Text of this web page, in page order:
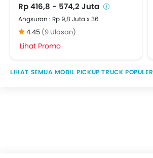
Rp 416,8 - 574,2 Juta
Angsuran : Rp 9,8 Juta x 36
4.45 (9 Ulasan)
Lihat Promo
MOBIL PICKUP TRUCK POPULER